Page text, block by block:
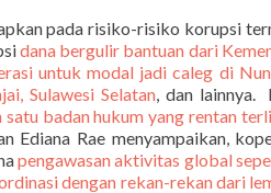
pada risiko-risiko korupsi
dana bergulir bantuan dari
untuk modal jadi caleg di
Sulawesi Selatan, dan lainnya.
badan hukum yang rentan
Ediana Rae menyampaikan,
pengawasan aktivitas global
dengan rekan-rekan dari